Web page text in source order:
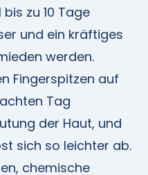
zu 10 Tage
und ein kräftiges
werden.
Fingerspitzen auf
Tag
der Haut, und
sich so leichter ab.
chemische